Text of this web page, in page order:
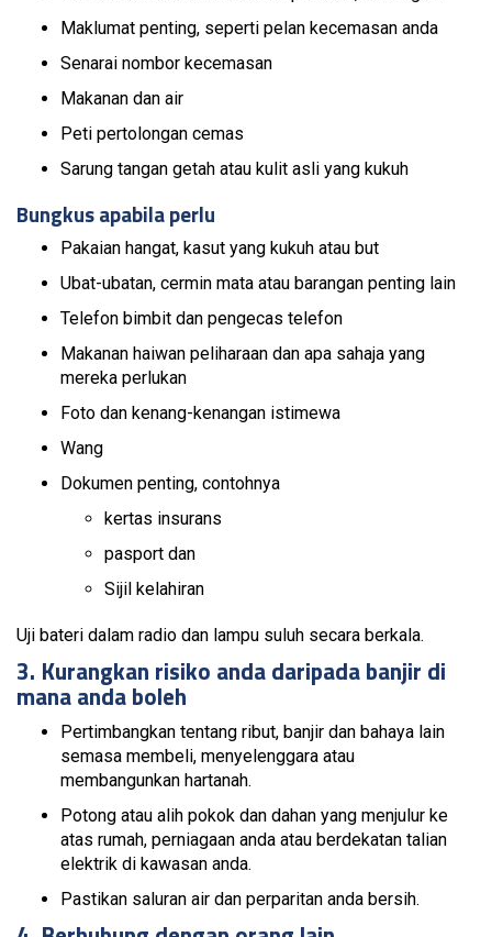
Maklumat penting, seperti pelan kecemasan anda
Senarai nombor kecemasan
Makanan dan air
Peti pertolongan cemas
Sarung tangan getah atau kulit asli yang kukuh
Bungkus apabila perlu
Pakaian hangat, kasut yang kukuh atau but
Ubat-ubatan, cermin mata atau barangan penting lain
Telefon bimbit dan pengecas telefon
Makanan haiwan peliharaan dan apa sahaja yang
mereka perlukan
Foto dan kenang-kenangan istimewa
Wang
Dokumen penting, contohnya
kertas insurans
pasport dan
Sijil kelahiran
Uji bateri dalam radio dan lampu suluh secara berkala.
3. Kurangkan risiko anda daripada banjir di
mana anda boleh
Pertimbangkan tentang ribut, banjir dan bahaya lain
semasa membeli, menyelenggara atau
membangunkan hartanah.
Potong atau alih pokok dan dahan yang menjulur ke
atas rumah, perniagaan anda atau berdekatan talian
elektrik di kawasan anda.
Pastikan saluran air dan perparitan anda bersih.